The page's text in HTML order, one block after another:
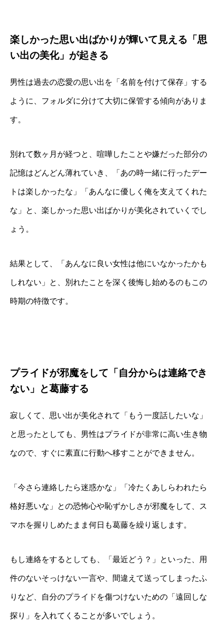
楽しかった思い出ばかりが輝いて見える「思
い出の美化」が起きる
男性は過去の恋愛の思い出を「名前を付けて保存」する
ように、フォルダに分けて大切に保管する傾向がありま
す。
別れて数ヶ月が経つと、喧嘩したことや嫌だった部分の
記憶はどんどん薄れていき、「あの時一緒に行ったデー
トは楽しかったな」「あんなに優しく俺を支えてくれた
な」と、楽しかった思い出ばかりが美化されていくでし
ょう。
結果として、「あんなに良い女性は他にいなかったかも
しれない」と、別れたことを深く後悔し始めるのもこの
時期の特徴です。
プライドが邪魔をして「自分からは連絡でき
ない」と葛藤する
寂しくて、思い出が美化されて「もう一度話したいな」
と思ったとしても、男性はプライドが非常に高い生き物
なので、すぐに素直に行動へ移すことができません。
「今さら連絡したら迷惑かな」「冷たくあしらわれたら
格好悪いな」との恐怖心や恥ずかしさが邪魔をして、ス
マホを握りしめたまま何日も葛藤を繰り返します。
もし連絡をするとしても、「最近どう？」といった、用
件のないそっけない一言や、間違えて送ってしまったふ
りなど、自分のプライドを傷つけないための「遠回しな
探り」を入れてくることが多いでしょう。